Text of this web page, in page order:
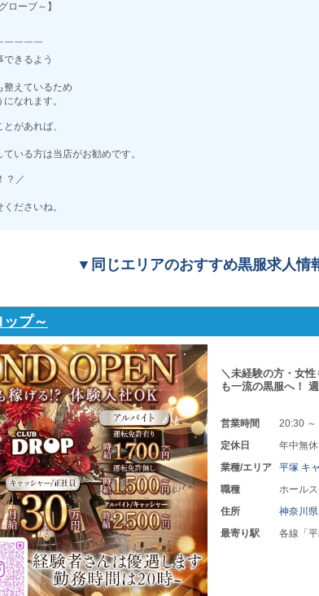
ローブ～】
￣￣￣￣
できるよう
整えているため
なれます。
があれば、
いる方は当店がお勧めです。
？／
ださいね。
▼同じエリアのおすすめ黒服求人情
プ～
＼未経験の方・女
も一流の黒服へ！
営業時間
20:30 ～
定休日
年中無休
業種/エリア
平塚 キ
職種
ホール
住所
神奈川
最寄り駅
各線「